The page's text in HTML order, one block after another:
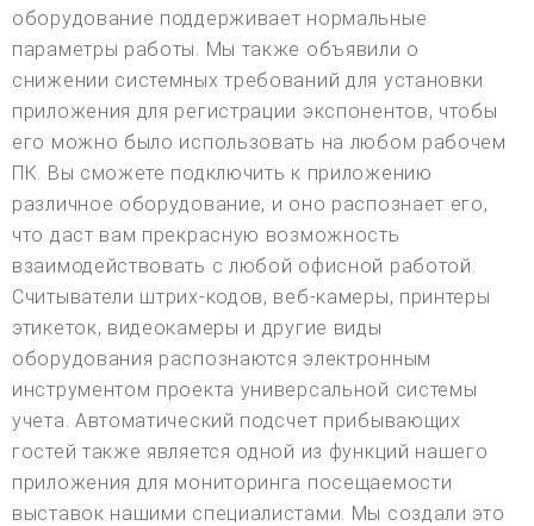
оборудование поддерживает нормальные
параметры работы. Мы также объявили о
снижении системных требований для установки
приложения для регистрации экспонентов, чтобы
его можно было использовать на любом рабочем
ПК. Вы сможете подключить к приложению
различное оборудование, и оно распознает его,
что даст вам прекрасную возможность
взаимодействовать с любой офисной работой.
Считыватели штрих-кодов, веб-камеры, принтеры
этикеток, видеокамеры и другие виды
оборудования распознаются электронным
инструментом проекта универсальной системы
учета. Автоматический подсчет прибывающих
гостей также является одной из функций нашего
приложения для мониторинга посещаемости
выставок нашими специалистами. Мы создали это